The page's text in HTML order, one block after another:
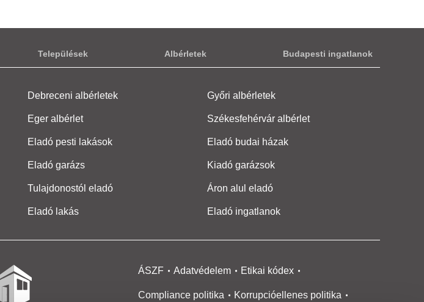
Települések Albérletek Budapesti ingatlanok
Debreceni albérletek Győri albérletek
Eger albérlet Székesfehérvár albérlet
Eladó pesti lakások Eladó budai házak
Eladó garázs Kiadó garázsok
Tulajdonostól eladó Áron alul eladó
Eladó lakás Eladó ingatlanok
ÁSZF Adatvédelem Etikai kódex
Compliance politika Korrupcióellenes politika